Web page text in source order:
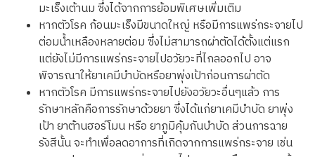
มะเร็งเต้านม ซึ่งได้จากการย้อมพิเศษเพิ่มเติม
หากตัวโรค ก้อนมะเร็งมีขนาดใหญ่ หรือมีการแพร่กระจายไป
ต่อมน้ำเหลืองหลายต่อม ซึ่งไม่สามารถผ่าตัดได้ตั้งแต่แรก
แต่ยังไม่มีการแพร่กระจายไปอวัยวะที่ไกลออกไป อาจ
พิจารณาให้ยาเคมีบำบัดหรือยาพุ่งเป้าก่อนการผ่าตัด
หากตัวโรค มีการแพร่กระจายไปยังอวัยวะอื่นๆแล้ว การ
รักษาหลักคือการรักษาด้วยยา ซึ่งได้แก่ยาเคมีบำบัด ยาพุ่ง
เป้า ยาต้านฮอร์โมน หรือ ยาภูมิคุ้มกันบำบัด ส่วนการฉาย
รังสีนั้น จะทำเพื่อลดอาการที่เกิดจากการแพร่กระจาย เช่น